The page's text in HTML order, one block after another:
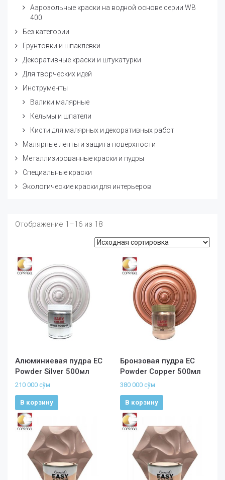
Аэрозольные краски на водной основе серии WB
400
Без категории
Грунтовки и шпаклевки
Декоративные краски и штукатурки
Для творческих идей
Инструменты
Валики малярные
Кельмы и шпатели
Кисти для малярных и декоративных работ
Малярные ленты и защита поверхности
Металлизированные краски и пудры
Специальные краски
Экологические краски для интерьеров
Отображение 1–16 из 18
Алюминиевая пудра EC
Powder Silver 500мл
210 000 сўм
В корзину
Бронзовая пудра EC
Powder Copper 500мл
380 000 сўм
В корзину